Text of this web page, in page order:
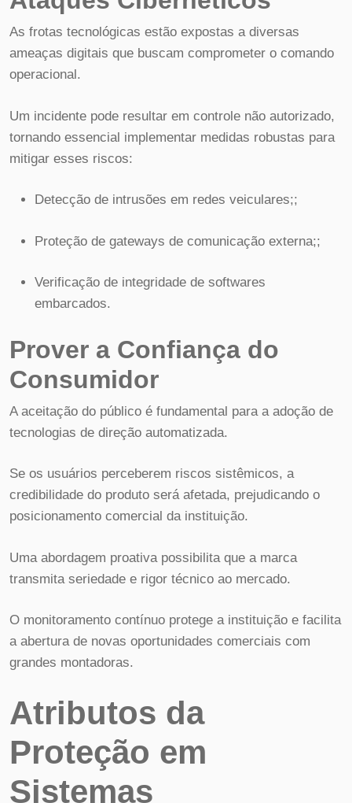
As frotas tecnológicas estão expostas a diversas
ameaças digitais que buscam comprometer o comando
operacional.
Um incidente pode resultar em controle não autorizado,
tornando essencial implementar medidas robustas para
mitigar esses riscos:
Detecção de intrusões em redes veiculares;;
Proteção de gateways de comunicação externa;;
Verificação de integridade de softwares
embarcados.
Prover a Confiança do
Consumidor
A aceitação do público é fundamental para a adoção de
tecnologias de direção automatizada.
Se os usuários perceberem riscos sistêmicos, a
credibilidade do produto será afetada, prejudicando o
posicionamento comercial da instituição.
Uma abordagem proativa possibilita que a marca
transmita seriedade e rigor técnico ao mercado.
O monitoramento contínuo protege a instituição e facilita
a abertura de novas oportunidades comerciais com
grandes montadoras.
Atributos da
Proteção em
Sistemas